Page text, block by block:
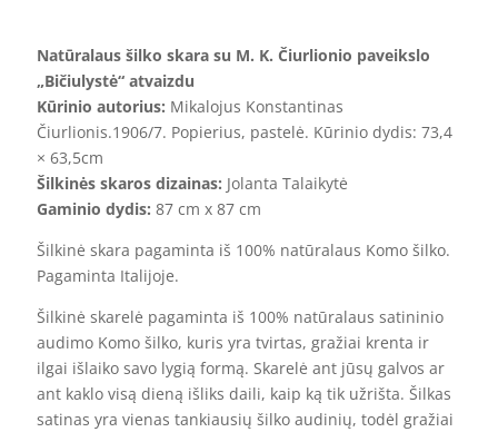
Natūralaus šilko skara su M. K. Čiurlionio paveikslo
„Bičiulystė“ atvaizdu
Kūrinio autorius: Mikalojus Konstantinas
Čiurlionis.1906/7. Popierius, pastelė. Kūrinio dydis: 73,4
× 63,5cm
Šilkinės skaros dizainas: Jolanta Talaikytė
Gaminio dydis: 87 cm x 87 cm
Šilkinė skara pagaminta iš 100% natūralaus Komo šilko.
Pagaminta Italijoje.
Šilkinė skarelė pagaminta iš 100% natūralaus satininio
audimo Komo šilko, kuris yra tvirtas, gražiai krenta ir
ilgai išlaiko savo lygią formą. Skarelė ant jūsų galvos ar
ant kaklo visą dieną išliks daili, kaip ką tik užrišta. Šilkas
satinas yra vienas tankiausių šilko audinių, todėl gražiai